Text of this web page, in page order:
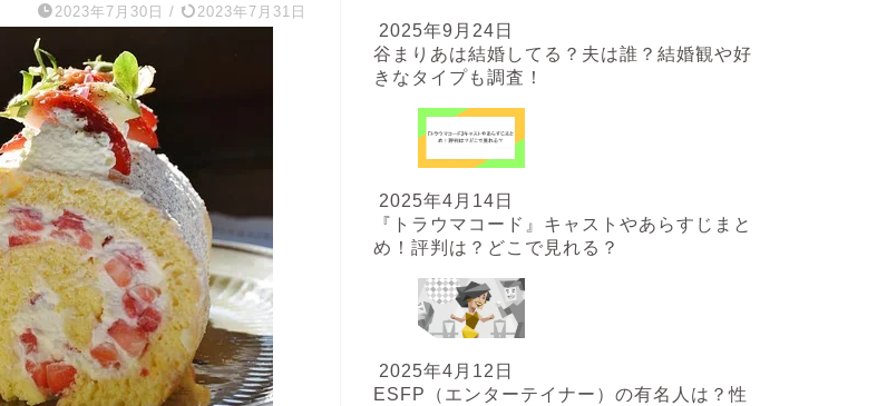
2023年7月30日 / 2023年7月31日
2025年9月24日
谷まりあは結婚してる？夫は誰？結婚観や好
きなタイプも調査！
2025年4月14日
『トラウマコード』キャストやあらすじまと
め！評判は？どこで見れる？
2025年4月12日
ESFP（エンターテイナー）の有名人は？性